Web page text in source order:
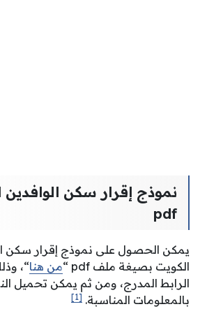
نموذج إقرار سكن الوافدين
pdf
يمكن الحصول على نموذج إقرار سكن
الكويت بصيغة ملف pdf “
من هنا“،
الرابط المدرج، ومن ثم يمكن تحميل
بالمعلومات المناسبة. [1]